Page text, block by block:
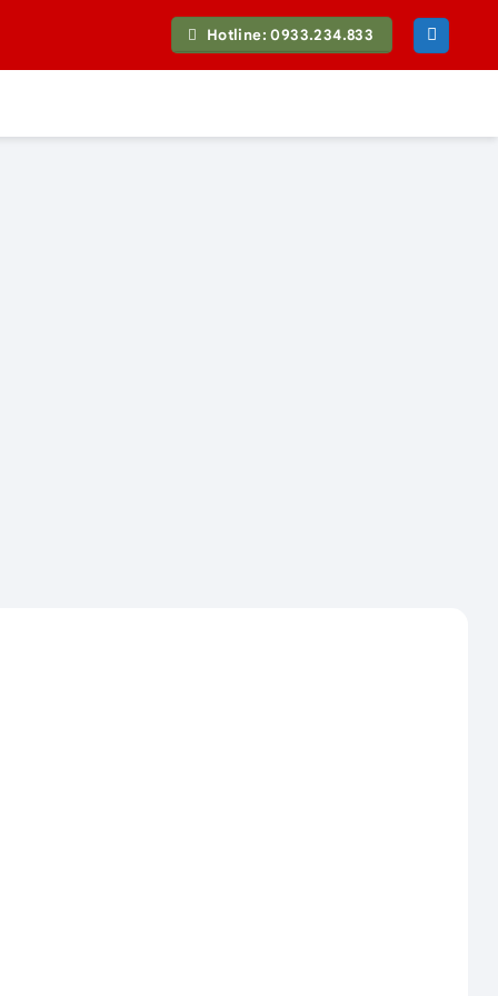
Hotline: 0933.234.833